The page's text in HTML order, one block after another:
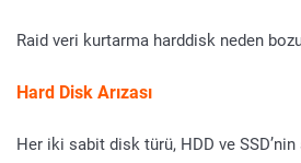
Raid veri kurtarma harddisk neden
Hard Disk Arızası
Her iki sabit disk türü, HDD ve SSD’nin